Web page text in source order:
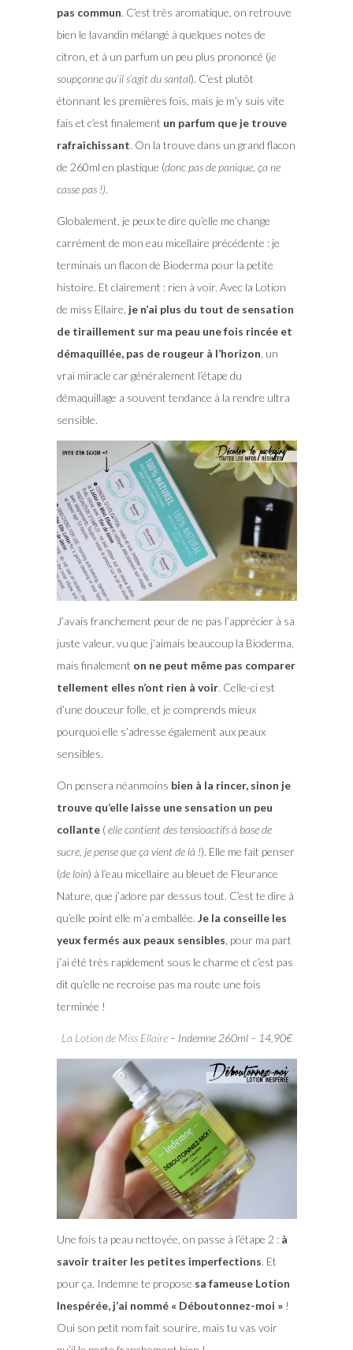
pas commun. C’est très aromatique, on retrouve
bien le lavandin mélangé à quelques notes de
citron, et à un parfum un peu plus prononcé (je
soupçonne qu’il s’agit du santal). C’est plutôt
étonnant les premières fois, mais je m’y suis vite
fais et c’est finalement un parfum que je trouve
rafraichissant. On la trouve dans un grand flacon
de 260ml en plastique (donc pas de panique, ça ne
casse pas !).
Globalement, je peux te dire qu’elle me change
carrément de mon eau micellaire précédente : je
terminais un flacon de Bioderma pour la petite
histoire. Et clairement : rien à voir. Avec la Lotion
de miss Ellaire, je n’ai plus du tout de sensation
de tiraillement sur ma peau une fois rincée et
démaquillée, pas de rougeur à l’horizon , un
vrai miracle car généralement l’étape du
démaquillage a souvent tendance à la rendre ultra
sensible.
J’avais franchement peur de ne pas l’apprécier à sa
juste valeur, vu que j’aimais beaucoup la Bioderma,
mais finalement on ne peut même pas comparer
tellement elles n’ont rien à voir. Celle-ci est
d’une douceur folle, et je comprends mieux
pourquoi elle s’adresse également aux peaux
sensibles.
On pensera néanmoins bien à la rincer, sinon je
trouve qu’elle laisse une sensation un peu
collante(elle contient des tensioactifs à base de
sucre, je pense que ça vient de là !). Elle me fait penser
(de loin) à l’eau micellaire au bleuet de Fleurance
Nature, que j’adore par dessus tout. C’est te dire à
qu’elle point elle m’a emballée. Je la conseille les
yeux fermés aux peaux sensibles , pour ma part
j’ai été très rapidement sous le charme et c’est pas
dit qu’elle ne recroise pas ma route une fois
terminée !
La Lotion de Miss Ellaire– Indemne 260ml – 14,90€
Une fois ta peau nettoyée, on passe à l’étape 2 : à
savoir traiter les petites imperfections. Et
pour ça, Indemne te propose sa fameuse Lotion
Inespérée, j’ai nommé « Déboutonnez-moi »!
Oui son petit nom fait sourire, mais tu vas voir